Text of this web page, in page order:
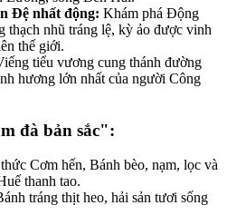
Đệ nhất động: Khám phá Động
thạch nhũ tráng lệ, kỳ ảo được vinh
thế giới.
tiểu vương cung thánh đường
hương lớn nhất của người Công
đà bản sắc":
Cơm hến, Bánh bèo, nạm, lọc và
thanh tao.
tráng thịt heo, hải sản tươi sống